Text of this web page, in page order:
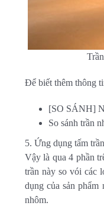
Để biết thêm thông
[SO SÁNH]
So sánh trần
5. Ứng dụng tấm
Vậy là qua 4 phần
trần này so vói các
dụng của sản
nhôm.